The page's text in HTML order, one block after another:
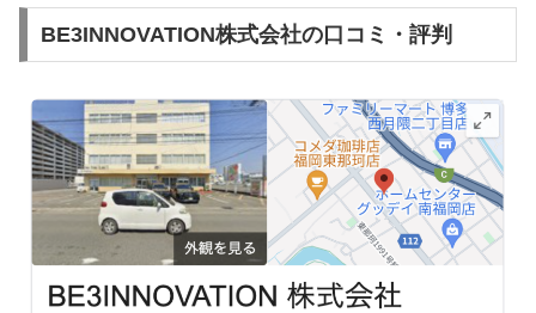
BE3INNOVATION株式会社の口コミ・評判